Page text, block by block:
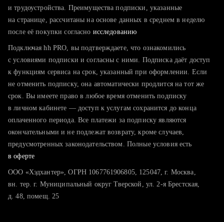
тратите много времени на поиск и вручную поднимаете
хотите сравнить себя с конкурентами и оценить шансы
и трудоустройства. Преимущества подписки, указанные
на странице, рассчитаны на основе данных в среднем в неделю
после её покупки согласно исследованию
Подключая hh PRO, вы подтверждаете, что ознакомились
с условиями подписки и согласны с ними. Подписка даёт доступ
к функциям сервиса на срок, указанный при оформлении. Если
не отменить подписку, она автоматически продлится на тот же
срок. Вы имеете право в любое время отменить подписку
в личном кабинете — доступ к услугам сохранится до конца
оплаченного периода. Все платежи за подписку являются
окончательными и не подлежат возврату, кроме случаев,
предусмотренных законодательством. Полные условия есть
в оферте
ООО «Хэдхантер», ОГРН 1067761906805, 125047, г. Москва,
вн. тер. г. Муниципальный округ Тверской, ул. 2-я Брестская,
д. 48, помещ. 25